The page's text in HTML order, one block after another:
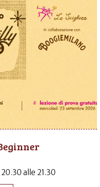
alle 21.30